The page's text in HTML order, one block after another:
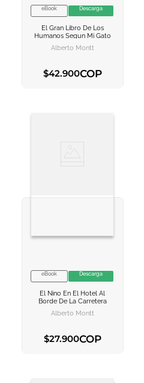
VER INFORMACION
AGREGAR AL
eBook Descarga
El Gran Libro De Los
Humanos Segun Mi Gato
Alberto Montt
$42.900COP
VER INFORMACION
AGREGAR AL
eBook Descarga
El Nino En El Hotel Al
Borde De La Carretera
Alberto Montt
$27.900COP